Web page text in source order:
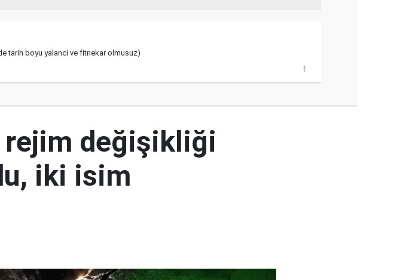
tarih boyu yalanci ve fitnekar olmusuz)
rejim değişikliği
iki isim